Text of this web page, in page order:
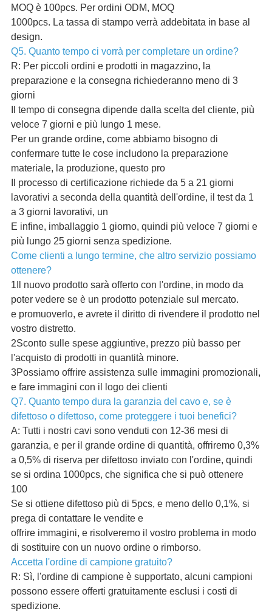
MOQ è 100pcs. Per ordini ODM, MOQ
1000pcs. La tassa di stampo verrà addebitata in base al
design.
Q5. Quanto tempo ci vorrà per completare un ordine?
R: Per piccoli ordini e prodotti in magazzino, la
preparazione e la consegna richiederanno meno di 3
giorni
Il tempo di consegna dipende dalla scelta del cliente, più
veloce 7 giorni e più lungo 1 mese.
Per un grande ordine, come abbiamo bisogno di
confermare tutte le cose includono la preparazione
materiale, la produzione, questo pro
Il processo di certificazione richiede da 5 a 21 giorni
lavorativi a seconda della quantità dell'ordine, il test da 1
a 3 giorni lavorativi, un
E infine, imballaggio 1 giorno, quindi più veloce 7 giorni e
più lungo 25 giorni senza spedizione.
Come clienti a lungo termine, che altro servizio possiamo
ottenere?
1Il nuovo prodotto sarà offerto con l'ordine, in modo da
poter vedere se è un prodotto potenziale sul mercato.
e promuoverlo, e avrete il diritto di rivendere il prodotto nel
vostro distretto.
2Sconto sulle spese aggiuntive, prezzo più basso per
l'acquisto di prodotti in quantità minore.
3Possiamo offrire assistenza sulle immagini promozionali,
e fare immagini con il logo dei clienti
Q7. Quanto tempo dura la garanzia del cavo e, se è
difettoso o difettoso, come proteggere i tuoi benefici?
A: Tutti i nostri cavi sono venduti con 12-36 mesi di
garanzia, e per il grande ordine di quantità, offriremo 0,3%
a 0,5% di riserva per difettoso inviato con l'ordine, quindi
se si ordina 1000pcs, che significa che si può ottenere
100
Se si ottiene difettoso più di 5pcs, e meno dello 0,1%, si
prega di contattare le vendite e
offrire immagini, e risolveremo il vostro problema in modo
di sostituire con un nuovo ordine o rimborso.
Accetta l'ordine di campione gratuito?
R: Sì, l'ordine di campione è supportato, alcuni campioni
possono essere offerti gratuitamente esclusi i costi di
spedizione.